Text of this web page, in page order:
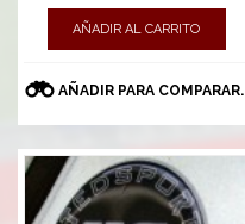
AÑADIR AL CARRITO
AÑADIR PARA COMPARAR.